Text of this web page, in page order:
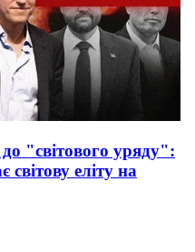
"світового уряду":
світову еліту на